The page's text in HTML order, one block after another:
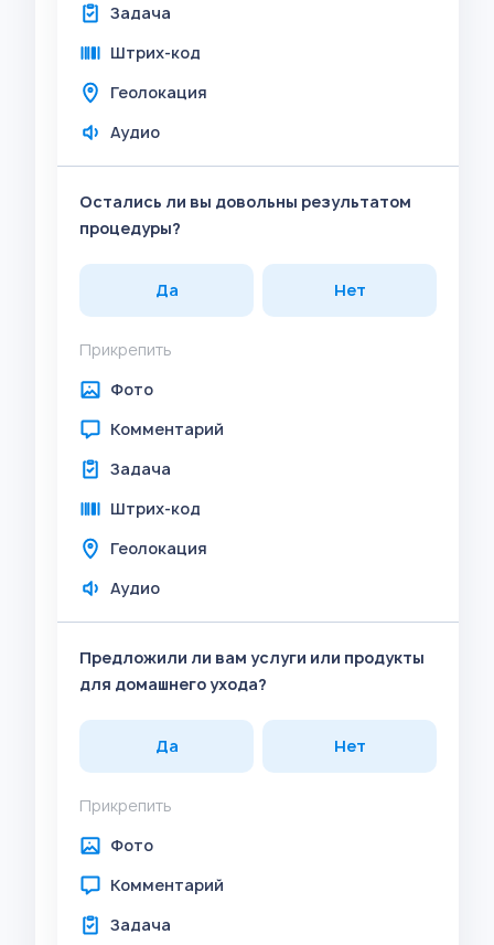
Задача
Штрих-код
Геолокация
Аудио
Остались ли вы довольны результатом
процедуры?
Да Нет
Прикрепить
Фото
Комментарий
Задача
Штрих-код
Геолокация
Аудио
Предложили ли вам услуги или продукты
для домашнего ухода?
Да Нет
Прикрепить
Фото
Комментарий
Задача